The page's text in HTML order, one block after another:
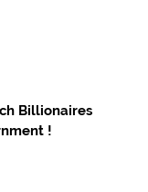
Billionaires
!